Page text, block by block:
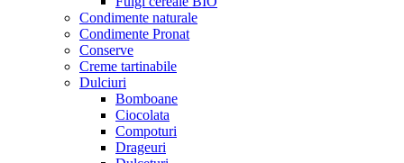
Condimente naturale
Condimente Pronat
Conserve
Creme tartinabile
Dulciuri
Bomboane
Ciocolata
Compoturi
Drageuri